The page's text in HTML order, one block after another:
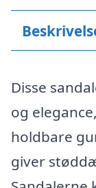
Disse
og
holdbare
giver